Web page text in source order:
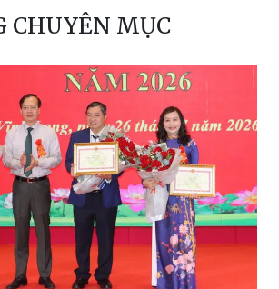
CHUYÊN MỤC